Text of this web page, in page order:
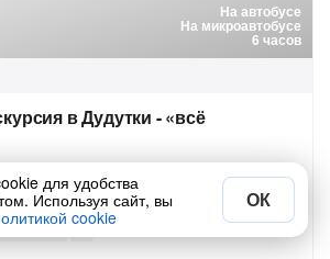
На автобусе
На микроавтобусе
6 часов
в Дудутки - «всё
традициями в музейном
народных ремёсел и технологий
в 10:00
для удобства
Используя сайт, вы
cookie
ОК